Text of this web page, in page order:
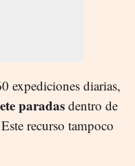
expediciones diarias,
paradas dentro de
recurso tampoco